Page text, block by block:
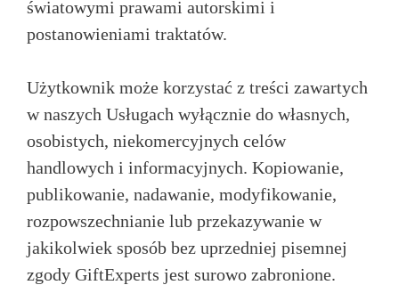
światowymi prawami autorskimi i
postanowieniami traktatów.
Użytkownik może korzystać z treści zawartych
w naszych Usługach wyłącznie do własnych,
osobistych, niekomercyjnych celów
handlowych i informacyjnych. Kopiowanie,
publikowanie, nadawanie, modyfikowanie,
rozpowszechnianie lub przekazywanie w
jakikolwiek sposób bez uprzedniej pisemnej
zgody GiftExperts jest surowo zabronione.